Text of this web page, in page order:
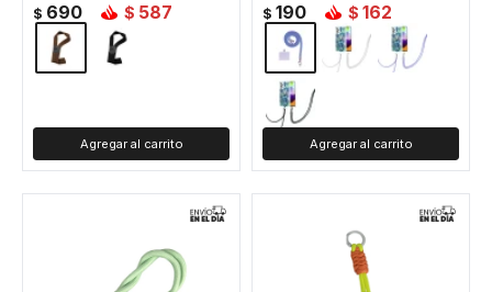
$ 690 $ 587 $ 190 $ 162